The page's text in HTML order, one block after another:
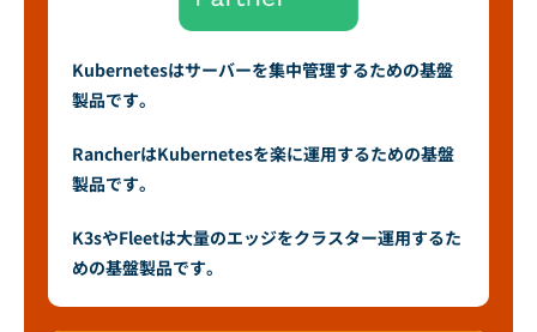
Kubernetesはサーバーを集中管理するための基盤
製品です。
RancherはKubernetesを楽に運用するための基盤
製品です。
K3sやFleetは大量のエッジをクラスター運用するた
めの基盤製品です。